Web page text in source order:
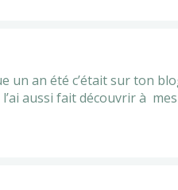
un an été c’était sur ton
aussi fait découvrir à